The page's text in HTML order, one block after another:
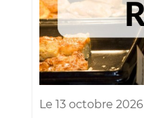
Le 13 octobre 2026